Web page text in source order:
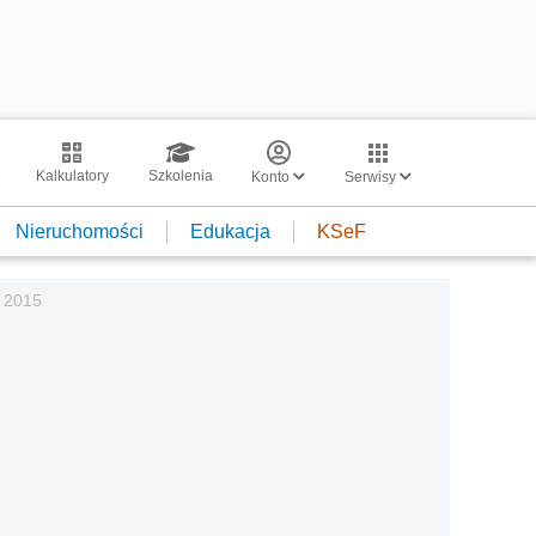
Kalkulatory Szkolenia Konto Serwisy
Nieruchomości Edukacja KSeF